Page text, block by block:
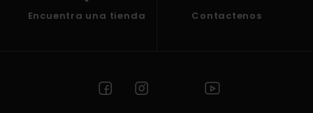
Encuentra una tienda Contactenos